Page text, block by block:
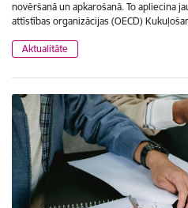
novēršanā un apkarošanā. To apliecina
attīstības organizācijas (OECD)
Aktualitāte